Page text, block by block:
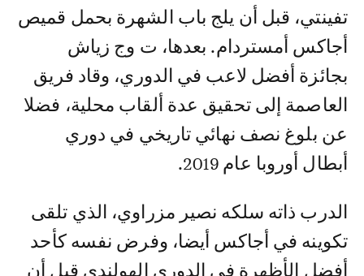
تفينتي، قبل أن يلج باب الشهرة بحمل قميص
أجاكس أمستردام. بعدها، ت وج زياش
بجائزة أفضل لاعب في الدوري، وقاد فريق
العاصمة إلى تحقيق عدة ألقاب محلية، فضلا
عن بلوغ نصف نهائي تاريخي في دوري
أبطال أوروبا عام 2019.
الدرب ذاته سلكه نصير مزراوي، الذي تلقى
تكوينه في أجاكس أيضا، وفرض نفسه كأحد
أفضل الأظهرة في الدوري الهولندي قبل أن